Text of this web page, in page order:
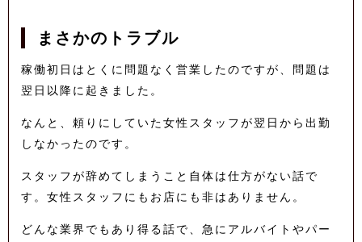
まさかのトラブル
稼働初日はとくに問題なく営業したのですが、問題は
翌日以降に起きました。
なんと、頼りにしていた女性スタッフが翌日から出勤
しなかったのです。
スタッフが辞めてしまうこと自体は仕方がない話で
す。女性スタッフにもお店にも非はありません。
どんな業界でもあり得る話で、急にアルバイトやパー